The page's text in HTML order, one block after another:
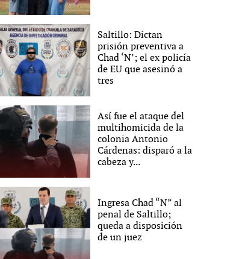
Saltillo: Dictan
prisión preventiva a
Chad ‘N’; el ex policía
de EU que asesinó a
tres
Así fue el ataque del
multihomicida de la
colonia Antonio
Cárdenas: disparó a la
cabeza y...
Ingresa Chad “N” al
penal de Saltillo;
queda a disposición
de un juez